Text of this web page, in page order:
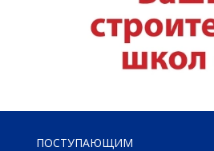
ПОСТУПАЮЩИМ